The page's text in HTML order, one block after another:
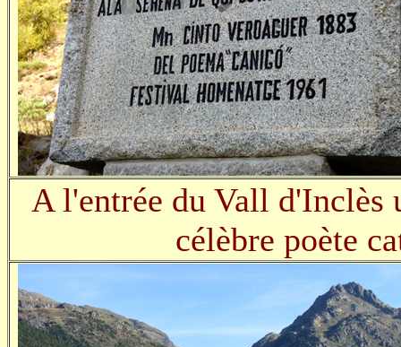
A l'entrée du Vall d'Inclès
célèbre poète